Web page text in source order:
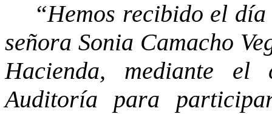
“Hemos recibido el
señora Sonia Camacho
Hacienda, mediante
Auditoría para